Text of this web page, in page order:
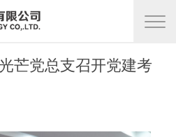
芒党总支召开党建考